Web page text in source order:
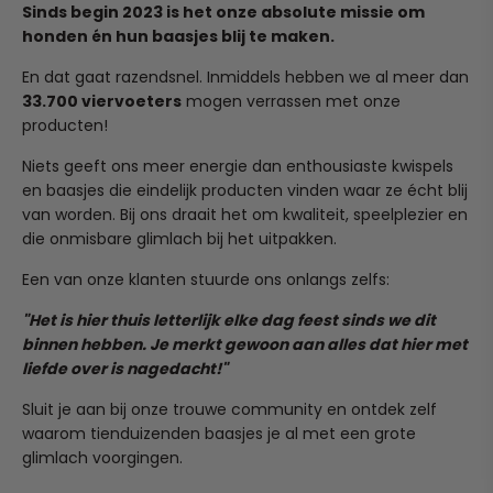
your pet hydrated on the go.
VERSATILE USE: Suitable for both small and large dogs, as
your outdoor adventures.
Compact and Portable: Lightweight and portable, this
water bottle is designed to fit comfortably in your hand or
your pet.
Specification:
material: plastic
type: dogs
applicable dog breed: small dog
Wil je een artikel terugsturen of omruilen? Stuur
simpelweg een mailtje naar team@ruffy.nl en we regelen
het soepel voor je.
(Heeft je pup in al zijn enthousiasme het product per
ongeluk kapot gekauwd? Dit valt helaas niet onder
normale slijtage, maar mail ons ook dan gerust even, we
kijken graag of we iets voor je kunnen betekenen!)
Zodra jij je bestelling plaatst, gaan we direct voor je aan
de slag. Onze verwerkingstijd is 1 tot 2 werkdagen, waarna
je pakketje binnen 4 tot 6 kalenderdagen bij je wordt
bezorgd.
Heb je per ongeluk een verkeerd adres ingevuld? Stuur
ons dan binnen 24 uur een mailtje op team@ruffy.nl, dan
lossen we het direct voor je op."
Sinds begin 2023 is het onze absolute missie om
honden én hun baasjes blij te maken.
En dat gaat razendsnel. Inmiddels hebben we al meer dan
33.700 viervoeters mogen verrassen met onze
producten!
Niets geeft ons meer energie dan enthousiaste kwispels
en baasjes die eindelijk producten vinden waar ze écht blij
van worden. Bij ons draait het om kwaliteit, speelplezier en
die onmisbare glimlach bij het uitpakken.
Een van onze klanten stuurde ons onlangs zelfs:
"Het is hier thuis letterlijk elke dag feest sinds we dit
binnen hebben. Je merkt gewoon aan alles dat hier met
liefde over is nagedacht!"
Sluit je aan bij onze trouwe community en ontdek zelf
waarom tienduizenden baasjes je al met een grote
glimlach voorgingen.